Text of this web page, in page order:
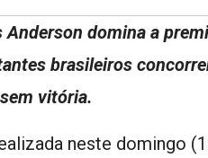
domina a
brasileiros
vitória.
neste domingo